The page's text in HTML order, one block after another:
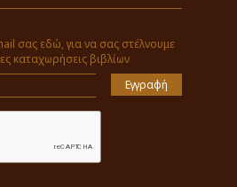
σας εδώ, για να σας στέλνουμε
καταχωρήσεις βιβλίων